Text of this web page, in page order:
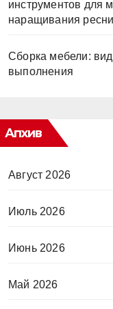
инструментов для
наращивания
Сборка мебели:
выполнения
Апхив
Август 2026
Июль 2026
Июнь 2026
Май 2026